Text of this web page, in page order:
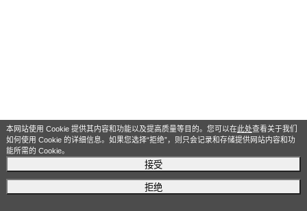
本网站使用 Cookie 提供其内容和功能以及提高质量等目的。您可以在此处查看关于我们
如何使用 Cookie 的详细信息。如果您选择“拒绝”，则只会记录和存储提供网站内容和功
能所需的 Cookie。
接受
拒绝